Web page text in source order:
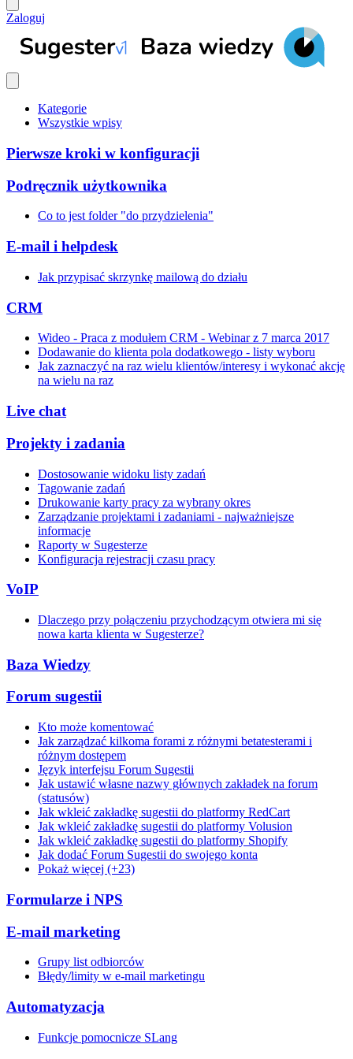
Zaloguj
Kategorie
Wszystkie wpisy
Pierwsze kroki w konfiguracji
Podręcznik użytkownika
Co to jest folder "do przydzielenia"
E-mail i helpdesk
Jak przypisać skrzynkę mailową do działu
CRM
Wideo - Praca z modułem CRM - Webinar z 7 marca 2017
Dodawanie do klienta pola dodatkowego - listy wyboru
Jak zaznaczyć na raz wielu klientów/interesy i wykonać akcję
na wielu na raz
Live chat
Projekty i zadania
Dostosowanie widoku listy zadań
Tagowanie zadań
Drukowanie karty pracy za wybrany okres
Zarządzanie projektami i zadaniami - najważniejsze
informacje
Raporty w Sugesterze
Konfiguracja rejestracji czasu pracy
VoIP
Dlaczego przy połączeniu przychodzącym otwiera mi się
nowa karta klienta w Sugesterze?
Baza Wiedzy
Forum sugestii
Kto może komentować
Jak zarządzać kilkoma forami z różnymi betatesterami i
różnym dostępem
Język interfejsu Forum Sugestii
Jak ustawić własne nazwy głównych zakładek na forum
(statusów)
Jak wkleić zakładkę sugestii do platformy RedCart
Jak wkleić zakładkę sugestii do platformy Volusion
Jak wkleić zakładkę sugestii do platformy Shopify
Jak dodać Forum Sugestii do swojego konta
Pokaż więcej (+23)
Formularze i NPS
E-mail marketing
Grupy list odbiorców
Błędy/limity w e-mail marketingu
Automatyzacja
Funkcje pomocnicze SLang